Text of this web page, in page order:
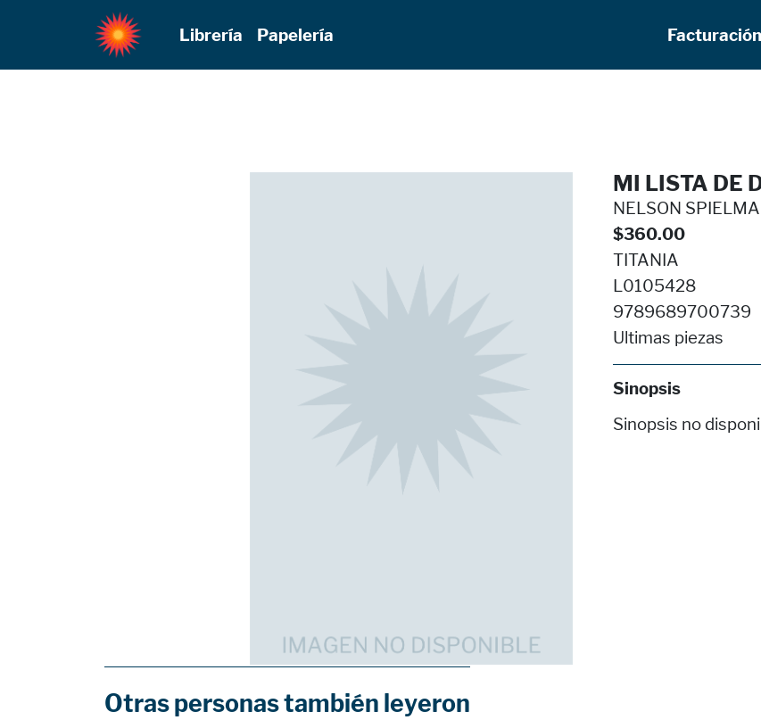
Librería Papelería Facturación |
MI LISTA DE
NELSON
$360.00
TITANIA
L0105428
9789689700739
Ultimas piezas
Sinopsis
Sinopsis no
Otras personas también leyeron